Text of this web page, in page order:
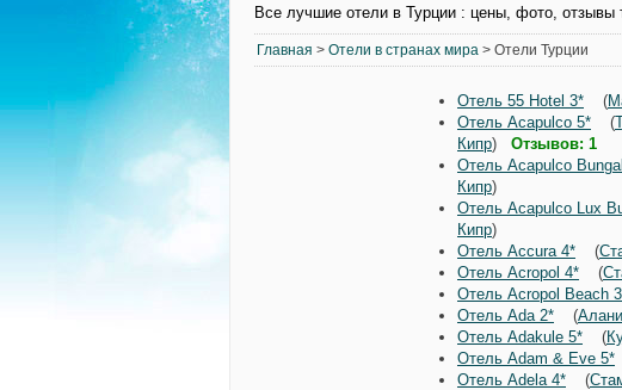
Все лучшие отели в Турции : цены, фото, отзывы
Главная > Отели в странах мира > Отели Турции
Отель 55 Hotel 3* (
Отель Acapulco 5* (
Кипр) Отзывов: 1
Отель Acapulco
Кипр)
Отель Acapulco Lux
Кипр)
Отель Accura 4* (
Отель Acropol 4* (
Отель Acropol Beach
Отель Ada 2* (
Отель Adakule 5* (
Отель Adam & Eve 5*
Отель Adela 4* (